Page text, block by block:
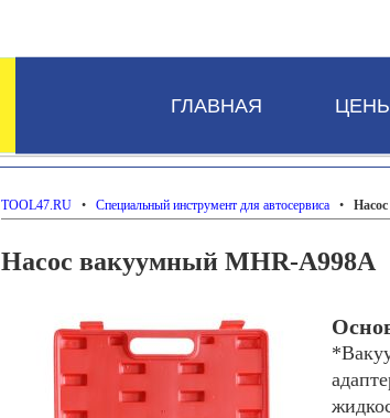
ГЛАВНАЯ
TOOL47.RU • Специальный инструмент для автосервиса •
Насос вакуумный MHR-A998A